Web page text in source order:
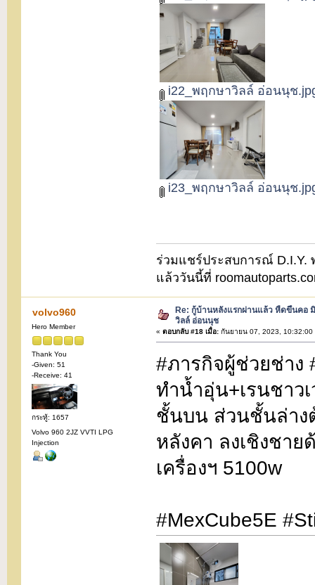
i22_พฤกษาวิลล์ อ่อนนุช
i23_พฤกษาวิลล์ อ่อนนุช
ร่วมแชร์ประสบการณ์ D.I.Y.
แล้ววันนี้ที่
volvo960
Hero Member
Thank You
-Given: 51
-Receive: 41
กระทู้: 1657
Volvo 960 2JZ VVTI LPG
Injection
Re: กู้บ้านหลังแรกผ่านแล้ว หืดขึ้นคอ
วิลล์ อ่อนนุช
« ตอบกลับ #18 เมื่อ:กันยายน 07, 2023, 10:32:00
#ภารกิจผู้ช่วยช่าง
ทำน้ำอุ่น+เรนชาว
ชั้นบน ส่วนชั้นล่าง
หลังคา ลงเชิงชา
เครื่องฯ 5100w
#MexCube5E